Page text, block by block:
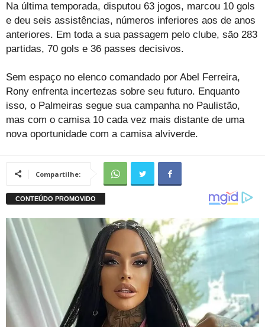
Na última temporada, disputou 63 jogos, marcou 10 gols
e deu seis assistências, números inferiores aos de anos
anteriores. Em toda a sua passagem pelo clube, são 283
partidas, 70 gols e 36 passes decisivos.
Sem espaço no elenco comandado por Abel Ferreira,
Rony enfrenta incertezas sobre seu futuro. Enquanto
isso, o Palmeiras segue sua campanha no Paulistão,
mas com o camisa 10 cada vez mais distante de uma
nova oportunidade com a camisa alviverde.
Compartilhe: